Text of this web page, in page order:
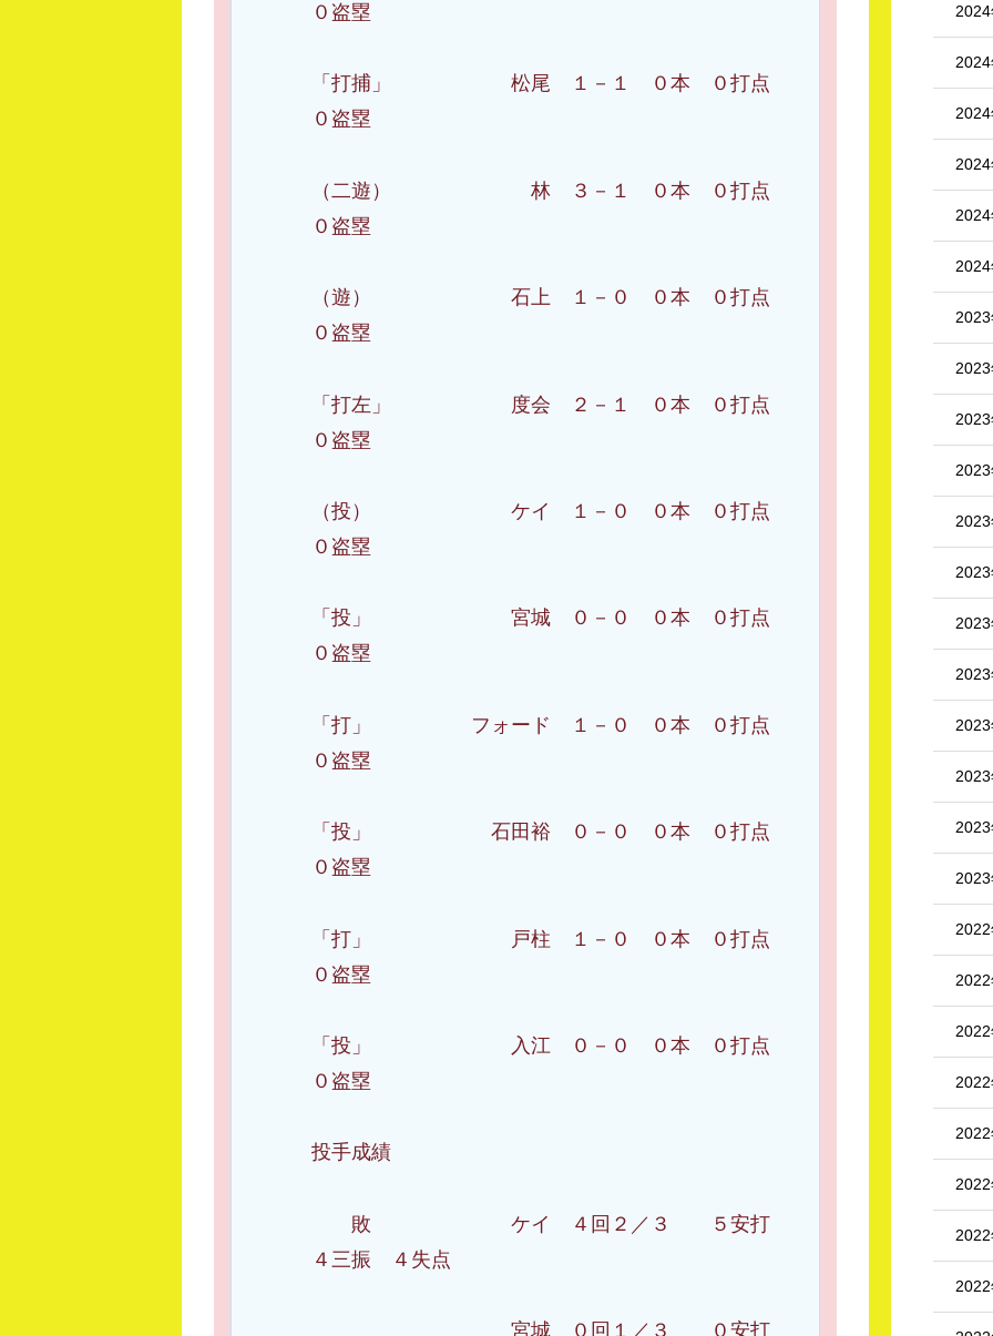
０盗塁
「打捕」 松尾 １－１ ０本 ０打点
０盗塁
（二遊） 林 ３－１ ０本 ０打点
０盗塁
（遊） 石上 １－０ ０本 ０打点
０盗塁
「打左」 度会 ２－１ ０本 ０打点
０盗塁
（投） ケイ １－０ ０本 ０打点
０盗塁
「投」 宮城 ０－０ ０本 ０打点
０盗塁
「打」 フォード １－０ ０本 ０打点
０盗塁
「投」 石田裕 ０－０ ０本 ０打点
０盗塁
「打」 戸柱 １－０ ０本 ０打点
０盗塁
「投」 入江 ０－０ ０本 ０打点
０盗塁
投手成績
敗 ケイ ４回２／３ ５安打
４三振 ４失点
宮城 ０回１／３ ０安打